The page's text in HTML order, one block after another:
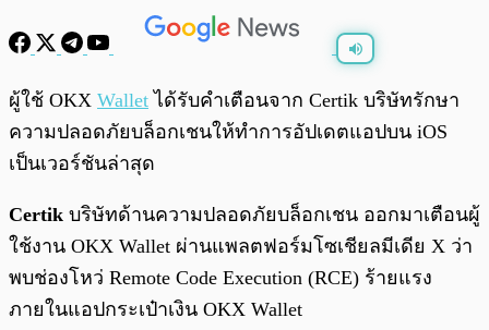
0:00/ 0:00
ผู้ใช้ OKX Wallet ได้รับคำเตือนจาก Certik บริษัทรักษา
ความปลอดภัยบล็อกเชนให้ทำการอัปเดตแอปบน iOS
เป็นเวอร์ชันล่าสุด
Certik บริษัทด้านความปลอดภัยบล็อกเชน ออกมาเตือนผู้
ใช้งาน OKX Wallet ผ่านแพลตฟอร์มโซเชียลมีเดีย X ว่า
พบช่องโหว่ Remote Code Execution (RCE) ร้ายแรง
ภายในแอปกระเป๋าเงิน OKX Wallet